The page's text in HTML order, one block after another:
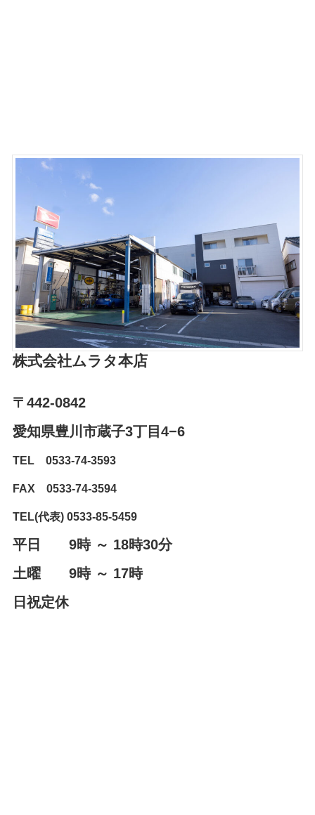
株式会社ムラタ本店
〒442-0842
愛知県豊川市蔵子3丁目4−6⁨⁩
TEL 0533-74-3593
FAX 0533-74-3594
TEL(代表) 0533-85-5459
平日 9時 ～ 18時30分
土曜 9時 ～ 17時
日祝定休